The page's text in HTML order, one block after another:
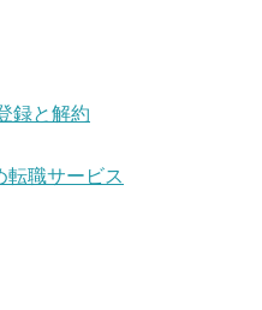
録と解約
転職サービス